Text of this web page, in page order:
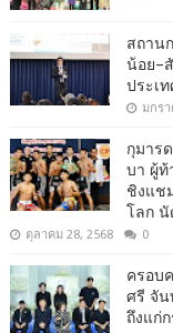
สถาน
น้อย–
ประเท
มกรา
กุมาร
บา ผู้
ชิงแช
โลก
ตุลาคม 28, 2568 0
ครอบ
ศรี จัน
ถึงแก่